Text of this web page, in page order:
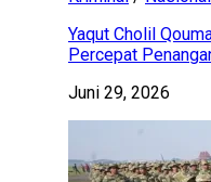
Yaqut Cholil
Percepat
Juni 29, 2026